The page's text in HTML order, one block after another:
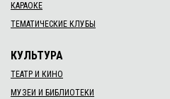
КАРАОКЕ
ТЕМАТИЧЕСКИЕ КЛУБЫ
КУЛЬТУРА
ТЕАТР И КИНО
МУЗЕИ И БИБЛИОТЕКИ